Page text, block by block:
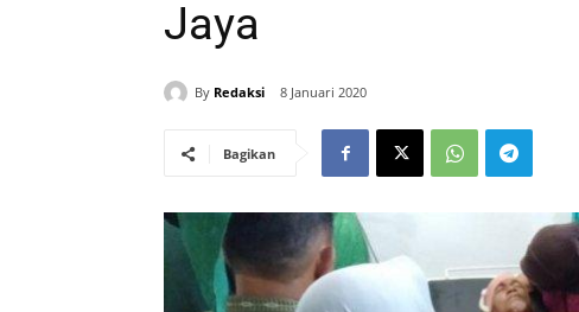
Jaya
By Redaksi 8 Januari 2020
Bagikan